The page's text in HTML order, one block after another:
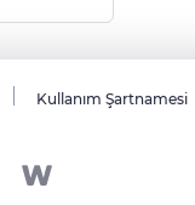
Kullanım Şartnamesi